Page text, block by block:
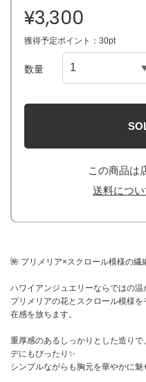
¥3,300
獲得予定ポイント：30pt
数量
この商品は
送料につ
🌺 プリメリア×スクロール模様の繊
ハワイアンジュエリーならではの温
プリメリアの花とスクロール模様
在感を放ちます。
重厚感のあるしっかりとした造り
デにもぴったり✨
シンプルながらも胸元を華やかに魅